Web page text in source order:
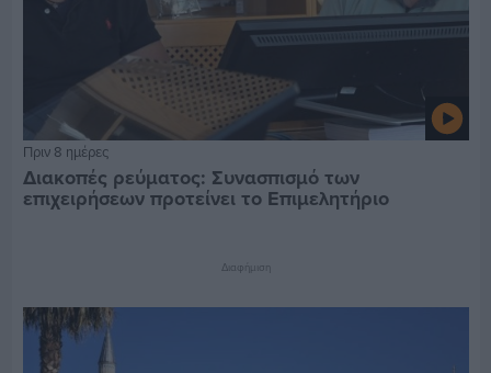
Πριν 8 ημέρες
Διακοπές ρεύματος: Συνασπισμό των
επιχειρήσεων προτείνει το Επιμελητήριο
Διαφήμιση